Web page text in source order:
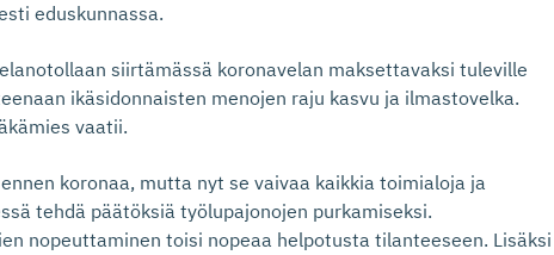
eduskunnassa.
siirtämässä koronavelan maksettavaksi tuleville
ikäsidonnaisten menojen raju kasvu ja ilmastovelka.
vaatii.
koronaa, mutta nyt se vaivaa kaikkia toimialoja ja
tehdä päätöksiä työlupajonojen purkamiseksi.
nopeuttaminen toisi nopeaa helpotusta tilanteeseen. Lisäksi